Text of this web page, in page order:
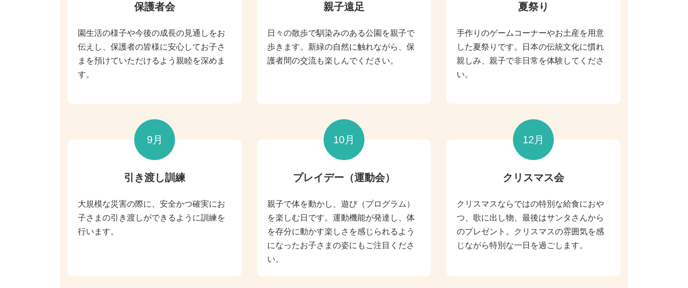
保護者会
園生活の様子や今後の成長の見通しをお
伝えし、保護者の皆様に安心してお子さ
まを預けていただけるよう親睦を深めま
す。
親子遠足
日々の散歩で馴染みのある公園を親子で
歩きます。新緑の自然に触れながら、保
護者間の交流も楽しんでください。
夏祭り
手作りのゲームコーナーやお土産を用意
した夏祭りです。日本の伝統文化に慣れ
親しみ、親子で非日常を体験してくださ
い。
9月
引き渡し訓練
大規模な災害の際に、安全かつ確実にお
子さまの引き渡しができるように訓練を
行います。
10月
プレイデー（運動会）
親子で体を動かし、遊び（プログラム）
を楽しむ日です。運動機能が発達し、体
を存分に動かす楽しさを感じられるよう
になったお子さまの姿にもご注目くださ
い。
12月
クリスマス会
クリスマスならではの特別な給食におや
つ、歌に出し物、最後はサンタさんから
のプレゼント。クリスマスの雰囲気を感
じながら特別な一日を過ごします。